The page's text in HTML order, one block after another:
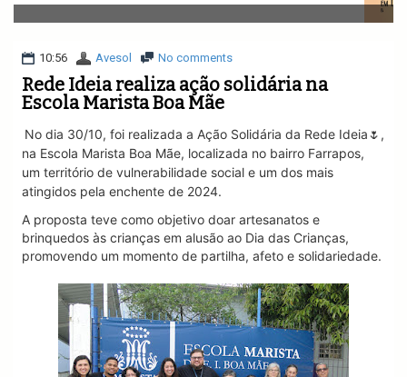
v
i
a
t
i
o
10:56 Avesol No comments
Rede Ideia realiza ação solidária na
Escola Marista Boa Mãe
No dia 30/10, foi realizada a Ação Solidária da Rede Ideia🌷,
na Escola Marista Boa Mãe, localizada no bairro Farrapos,
um território de vulnerabilidade social e um dos mais
atingidos pela enchente de 2024.
A proposta teve como objetivo doar artesanatos e
brinquedos às crianças em alusão ao Dia das Crianças,
promovendo um momento de partilha, afeto e solidariedade.